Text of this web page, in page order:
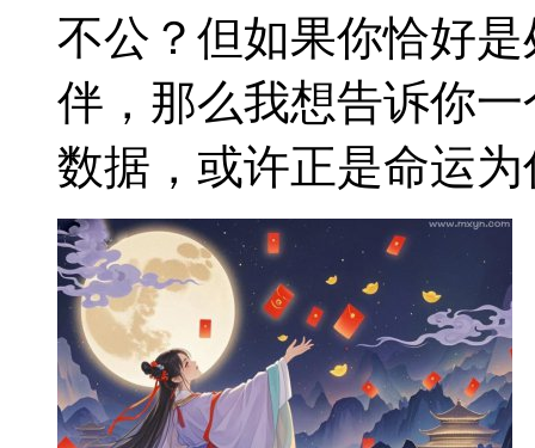
不公？但如果你恰好
伴，那么我想告诉你
数据，或许正是命运